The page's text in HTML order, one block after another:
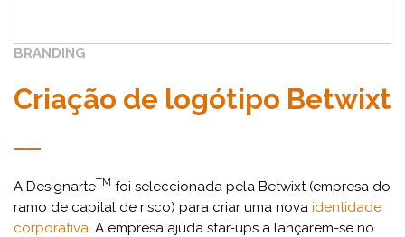
BRANDING
Criação de logótipo Betwixt
A DesignarteTM foi seleccionada pela Betwixt (empresa do
ramo de capital de risco) para criar uma nova identidade
corporativa. A empresa ajuda star-ups a lançarem-se no